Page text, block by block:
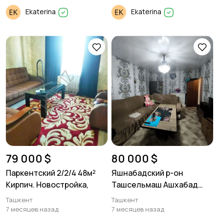
Ekaterina Ekaterina
79 000 $
Паркентский 2/2/4 48м²
Кирпич. Новостройка,
Ташкент
7 месяцев назад
80 000 $
Яшнабадский р-он
Ташсельмаш Ашхабад
3в4/4/4. 77серия
Ташкент
7 месяцев назад